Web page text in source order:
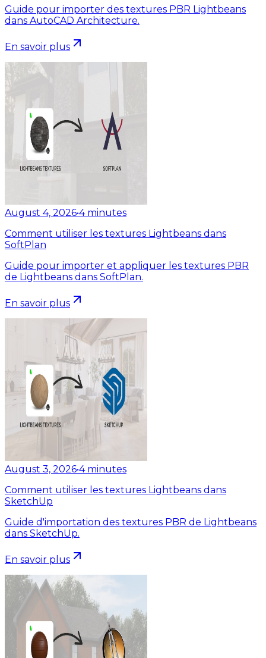
Guide pour importer des textures PBR Lightbeans
dans AutoCAD Architecture.
En savoir plus
August 4, 2026•4 minutes
Comment utiliser les textures Lightbeans dans
SoftPlan
Guide pour importer et appliquer les textures PBR
de Lightbeans dans SoftPlan.
En savoir plus
August 3, 2026•4 minutes
Comment utiliser les textures Lightbeans dans
SketchUp
Guide d'importation des textures PBR de Lightbeans
dans SketchUp.
En savoir plus